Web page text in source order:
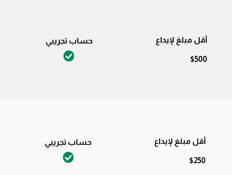
أقل مبلغ لإيداع
$500
حساب تجريبي
أقل مبلغ لإيداع
$250
حساب تجريبي